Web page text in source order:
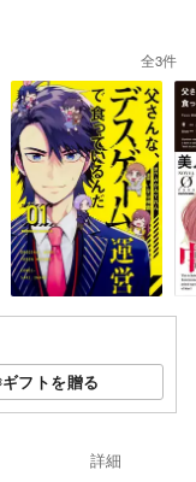
全3件
ギフトを贈る
詳細